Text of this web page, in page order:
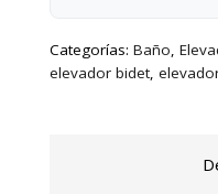
Categorías: Baño
elevador bidet